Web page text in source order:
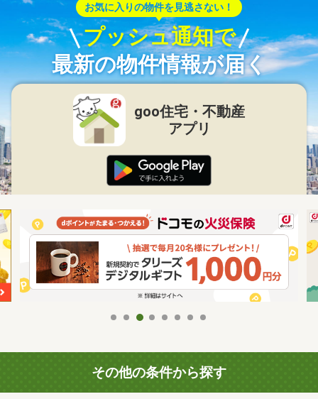
お気に入りの物件を見逃さない！
プッシュ通知で
最新の物件情報が届く
goo住宅・不動産
アプリ
その他の条件から探す